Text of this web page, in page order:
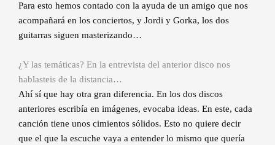
Para esto hemos contado con la ayuda de un amigo que nos
acompañará en los conciertos, y Jordi y Gorka, los dos
guitarras siguen masterizando…
¿Y las temáticas? En la entrevista del anterior disco nos
hablasteis de la distancia…
Ahí sí que hay otra gran diferencia. En los dos discos
anteriores escribía en imágenes, evocaba ideas. En este, cada
canción tiene unos cimientos sólidos. Esto no quiere decir
que el que la escuche vaya a entender lo mismo que quería